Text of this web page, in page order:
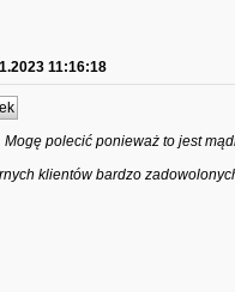
11:16:18
Mogę polecić ponieważ to jest
klientów bardzo